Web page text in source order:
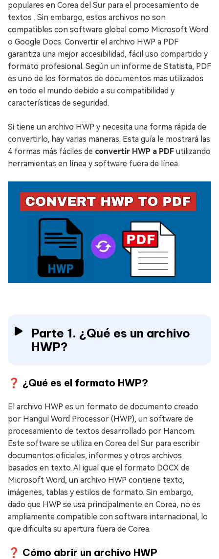
populares en Corea del Sur para el procesamiento de
textos . Sin embargo, estos archivos no son
compatibles con software global como Microsoft Word
o Google Docs. Convertir el archivo HWP a PDF
garantiza una mejor accesibilidad, fácil uso compartido y
formato profesional. Según un informe de Statista, PDF
es uno de los formatos de documentos más utilizados
en todo el mundo debido a su compatibilidad y
características de seguridad.
Si tiene un archivo HWP y necesita una forma rápida de
convertirlo, hay varias maneras. Esta guía le mostrará las
4 formas más fáciles de convertir HWP a PDF utilizando
herramientas en línea y software fuera de línea.
Parte 1. ¿Qué es un archivo
HWP?
❓ ¿Qué es el formato HWP?
El archivo HWP es un formato de documento creado
por Hangul Word Processor (HWP), un software de
procesamiento de textos desarrollado por Hancom.
Este software se utiliza en Corea del Sur para escribir
documentos oficiales, informes y otros archivos
basados en texto. Al igual que el formato DOCX de
Microsoft Word, un archivo HWP contiene texto,
imágenes, tablas y estilos de formato. Sin embargo,
dado que HWP se usa principalmente en Corea, no es
ampliamente compatible con software internacional, lo
que dificulta su apertura fuera de Corea.
❓ Cómo abrir un archivo HWP